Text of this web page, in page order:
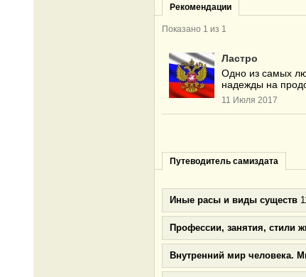
Рекомендации
Показано 1 из 1
Ластро
Одно из самых
надежды на
11 Июля 2017
Путеводитель самиздата
Иные расы и виды существ
Профессии, занятия, стили
Внутренний мир человека.